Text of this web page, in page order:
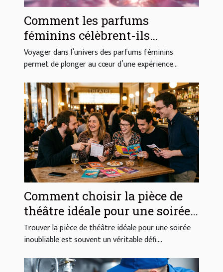
Comment les parfums
féminins célèbrent-ils
l'élégance et la sensualité ?
Voyager dans l’univers des parfums féminins
permet de plonger au cœur d’une expérience...
Comment choisir la pièce de
théâtre idéale pour une soirée
réussie ?
Trouver la pièce de théâtre idéale pour une soirée
inoubliable est souvent un véritable défi....